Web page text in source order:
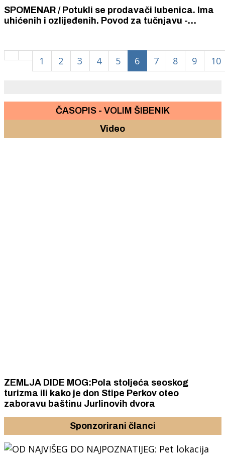
SPOMENAR / Potukli se prodavači lubenica. Ima
uhićenih i ozlijeđenih. Povod za tučnjavu -
1 2 3 4 5 6 7 8 9 10
ČASOPIS - VOLIM ŠIBENIK
Video
ZEMLJA DIDE MOG:Pola stoljeća seoskog
turizma ili kako je don Stipe Perkov oteo
zaboravu baštinu Jurlinovih dvora
Sponzorirani članci